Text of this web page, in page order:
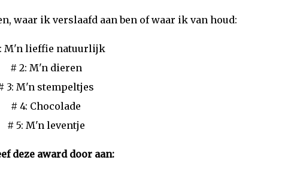
waar ik verslaafd aan ben of waar ik van houd:
M'n lieffie natuurlijk
# 2: M'n dieren
3: M'n stempeltjes
# 4: Chocolade
# 5: M'n leventje
deze award door aan: